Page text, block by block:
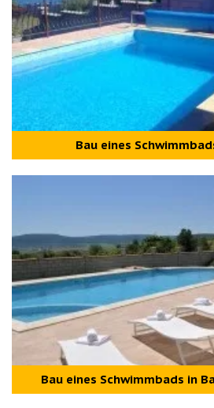
Bau eines
Bau eines Schwimmbads in